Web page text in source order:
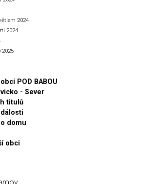
2024
2024
2025
POD BABOU
- Sever
titulů
domu
obci